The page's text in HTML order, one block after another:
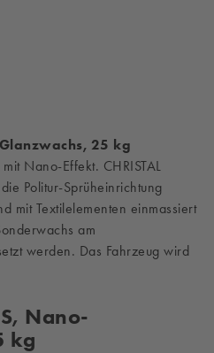
Glanzwachs, 25 kg
Nano-Effekt. CHRISTAL
Politur-Sprüheinrichtung
mit Textilelementen einmassiert
am
werden. Das Fahrzeug wird
Nano-
kg